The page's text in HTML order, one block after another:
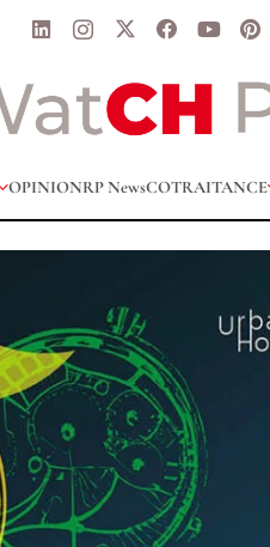
OPINIONRP NewsCOTRAITANCE